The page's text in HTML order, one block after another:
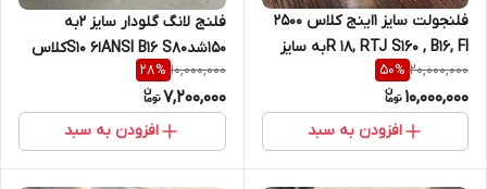
فلنجولت سایز 1اینج کلاس 2500
R 18, RTJ S160 , B16, FIبه سایز
قد 140 میلیمتر از جنس
SA182F316/316L
20,000,000
50%
10,000,000
افزودن به سبد
فلنج لانگ گلودار سایز 2به
150شدANSI B16 S80ا6 S10کلاس
SA182F316/F316L
10,000,000
28%
7,200,000
افزودن به سبد